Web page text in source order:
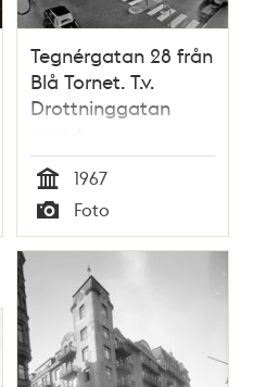
Tegnérgatan 28 från
Blå Tornet. T.v.
Drottninggatan
Tid
1967
Typ
Foto